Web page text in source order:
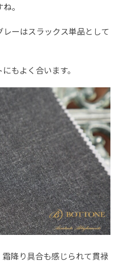
。
ーはスラックス単品として
もよく合います。
降り具合も感じられて貫禄